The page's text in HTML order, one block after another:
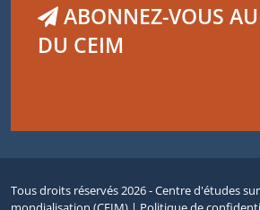
ABONNEZ-VOUS
DU CEIM
Tous droits réservés 2026 - Centre d'études